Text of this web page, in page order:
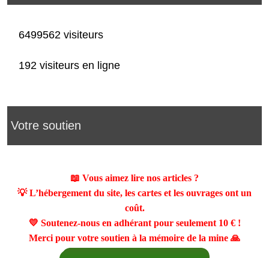
6499562 visiteurs
192 visiteurs en ligne
Votre soutien
📖 Vous aimez lire nos articles ?
💡 L’hébergement du site, les cartes et les ouvrages ont un
coût.
💛 Soutenez-nous en adhérant pour seulement 10 €!
Merci pour votre soutien à la mémoire de la mine 🙏